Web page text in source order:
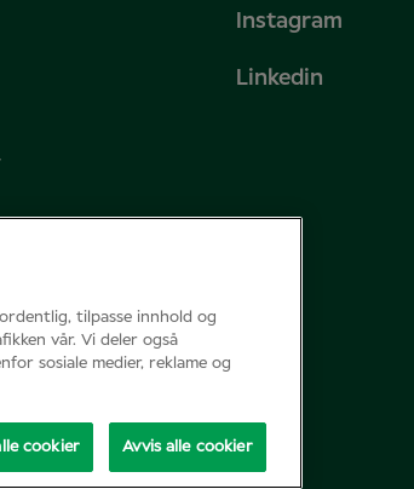
Instagram
Linkedin
tilpasse innhold og
vår. Vi deler også
sosiale medier, reklame og
Avvis alle cookier
cookier